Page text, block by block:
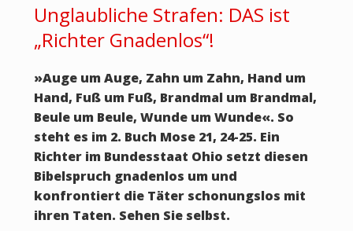
Unglaubliche Strafen: DAS ist
„Richter Gnadenlos“!
»Auge um Auge, Zahn um Zahn, Hand um
Hand, Fuß um Fuß, Brandmal um Brandmal,
Beule um Beule, Wunde um Wunde«. So
steht es im 2. Buch Mose 21, 24-25. Ein
Richter im Bundesstaat Ohio setzt diesen
Bibelspruch gnadenlos um und
konfrontiert die Täter schonungslos mit
ihren Taten. Sehen Sie selbst.